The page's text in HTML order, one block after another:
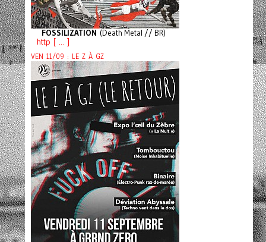
FOSSILIZATION (Death Metal // BR)
http [ ... ]
VEN 11/09 : LE Z À GZ